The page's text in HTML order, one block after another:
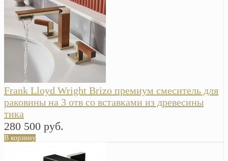
Frank Lloyd Wright Brizo премиум смеситель для
раковины на 3 отв со вставками из древесины
тика
280 500 руб.
В корзину